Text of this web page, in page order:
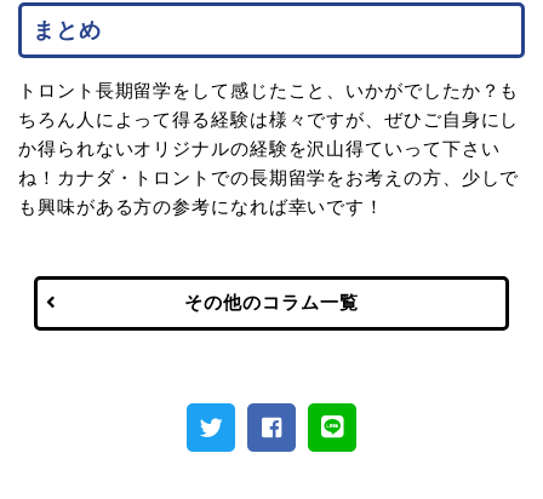
まとめ
トロント長期留学をして感じたこと、いかがでしたか？も
ちろん人によって得る経験は様々ですが、ぜひご自身にし
か得られないオリジナルの経験を沢山得ていって下さい
ね！カナダ・トロントでの長期留学をお考えの方、少しで
も興味がある方の参考になれば幸いです！
その他のコラム一覧